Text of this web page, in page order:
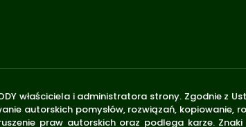
właściciela i administratora strony. Zgodnie z
autorskich pomysłów, rozwiązań,
praw autorskich oraz podlega karze.